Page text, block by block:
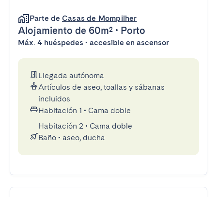
Parte de Casas de Mompilher
Alojamiento de 60m² • Porto
Máx. 4 huéspedes • accesible en ascensor
Llegada autónoma
Artículos de aseo, toallas y sábanas
incluidos
Habitación 1 • Cama doble
Habitación 2 • Cama doble
Baño • aseo, ducha